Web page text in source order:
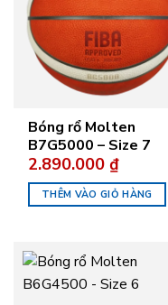
Bóng rổ Molten
B7G5000 – Size 7
2.890.000₫
THÊM VÀO GIỎ HÀNG